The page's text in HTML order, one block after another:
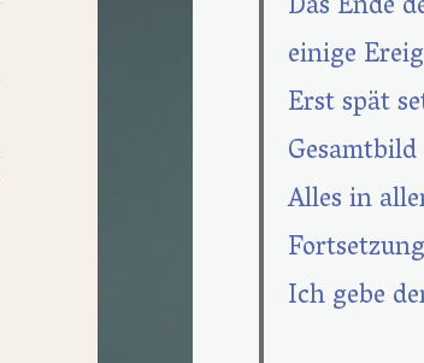
einige
Erst spät
Alles in
Ich gebe